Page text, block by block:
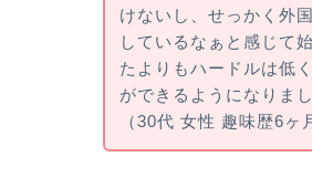
けないし、せっかく外
しているなぁと感じて
たよりもハードルは低
ができるようになりまし
（30代 女性 趣味歴6ヶ